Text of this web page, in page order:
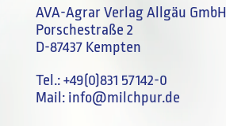
AVA-Agrar Verlag Allgäu GmbH
Porschestraße 2
D-87437 Kempten
Tel.:+49(0)831 57142-0
Mail: info@milchpur.de